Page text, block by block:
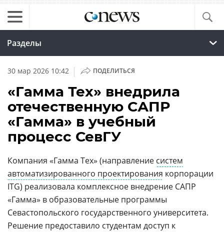
Разделы
30 мар 2026 10:42 | ПОДЕЛИТЬСЯ
«Гамма Тех» внедрила
отечественную САПР
«Гамма» в учебный
процесс СевГУ
Компания «Гамма Тех» (направление систем
автоматизированного проектирования корпорации
ITG) реализовала комплексное внедрение САПР
«Гамма» в образовательные программы
Севастопольского государственного университета.
Решение предоставило студентам доступ к